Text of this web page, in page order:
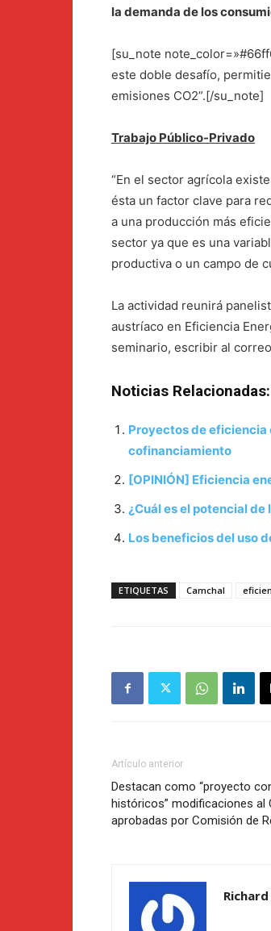
la demanda de los
[su_note
este doble desafío,
emisiones CO2”.[/su_note]
Trabajo Público-Privado
“En el sector agrícola
ésta un factor clave para
a una producción más
sector ya que es una
productiva o un campo de
La actividad reunirá
austríaco en Eficiencia
seminario, escribir al
Noticias Relacionadas:
Proyectos de eficiencia
cofinanciamiento
[OPINIÓN] Eficiencia
¿Cuál es el potencial
Los beneficios del uso
ETIQUETAS Camchal
Artículo anterior
Destacan como “proyecto
históricos” modificaciones al
aprobadas por Comisión de